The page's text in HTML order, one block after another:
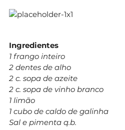
Ingredientes
1 frango inteiro
2 dentes de alho
2 c. sopa de azeite
2 c. sopa de vinho branco
1 limão
1 cubo de caldo de galinha
Sal e pimenta q.b.